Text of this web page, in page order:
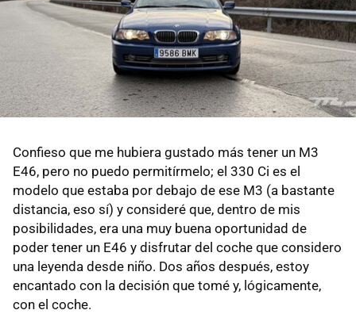
Confieso que me hubiera gustado más tener un M3
E46, pero no puedo permitírmelo; el 330 Ci es el
modelo que estaba por debajo de ese M3 (a bastante
distancia, eso sí) y consideré que, dentro de mis
posibilidades, era una muy buena oportunidad de
poder tener un E46 y disfrutar del coche que considero
una leyenda desde niño. Dos años después, estoy
encantado con la decisión que tomé y, lógicamente,
con el coche.